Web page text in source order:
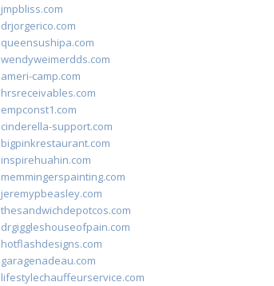
jmpbliss.com
drjorgerico.com
queensushipa.com
wendyweimerdds.com
ameri-camp.com
hrsreceivables.com
empconst1.com
cinderella-support.com
bigpinkrestaurant.com
inspirehuahin.com
memmingerspainting.com
jeremypbeasley.com
thesandwichdepotcos.com
drgiggleshouseofpain.com
hotflashdesigns.com
garagenadeau.com
lifestylechauffeurservice.com